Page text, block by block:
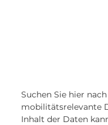
Suchen Sie hier
mobilitätsrelevante
Inhalt der Daten